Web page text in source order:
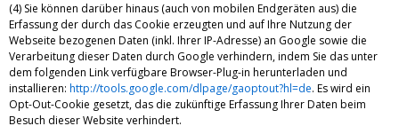
(4) Sie können darüber hinaus (auch von mobilen Endgeräten aus) die
Erfassung der durch das Cookie erzeugten und auf Ihre Nutzung der
Webseite bezogenen Daten (inkl. Ihrer IP-Adresse) an Google sowie die
Verarbeitung dieser Daten durch Google verhindern, indem Sie das unter
dem folgenden Link verfügbare Browser-Plug-in herunterladen und
installieren: http://tools.google.com/dlpage/gaoptout?hl=de. Es wird ein
Opt-Out-Cookie gesetzt, das die zukünftige Erfassung Ihrer Daten beim
Besuch dieser Website verhindert.